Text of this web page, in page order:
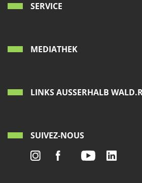
SERVICE
MEDIATHEK
LINKS AUSSERHALB
SUIVEZ-NOUS